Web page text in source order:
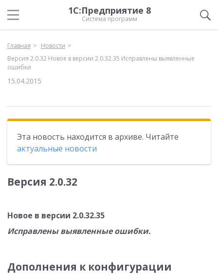
1С:Предприятие 8
Система программ
Главная
Новости
Версия 2.0.32 Новое в версии 2.0.32.35 Исправлены выявленные
ошибки
15.04.2015
Эта новость находится в архиве. Читайте
актуальные новости
Версия 2.0.32
Новое в версии 2.0.32.35
Исправлены выявленные ошибки.
Дополнения к конфигурации